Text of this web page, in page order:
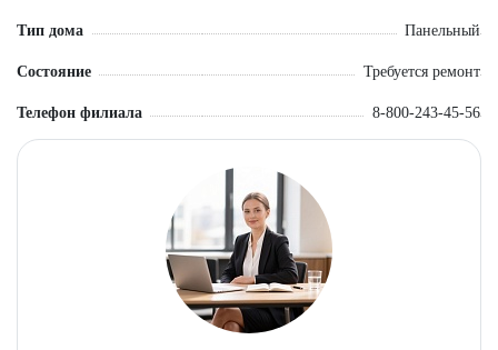
пешком. Идеальное место для постоянного проживания.
Тип дома Панельный
Состояние Требуется ремонт
Телефон филиала 8-800-243-45-56